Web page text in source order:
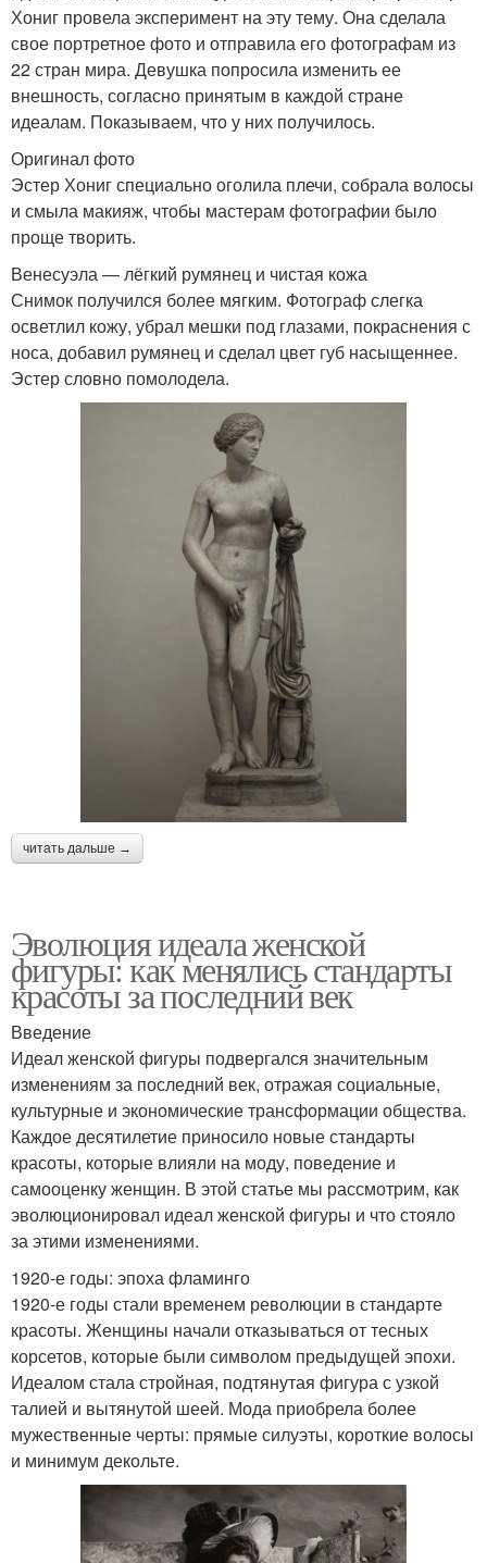
Хониг провела эксперимент на эту тему. Она сделала
свое портретное фото и отправила его фотографам из
22 стран мира. Девушка попросила изменить ее
внешность, согласно принятым в каждой стране
идеалам. Показываем, что у них получилось.
Оригинал фото
Эстер Хониг специально оголила плечи, собрала волосы
и смыла макияж, чтобы мастерам фотографии было
проще творить.
Венесуэла — лёгкий румянец и чистая кожа
Снимок получился более мягким. Фотограф слегка
осветлил кожу, убрал мешки под глазами, покраснения с
носа, добавил румянец и сделал цвет губ насыщеннее.
Эстер словно помолодела.
читать дальше →
Эволюция идеала женской
фигуры: как менялись стандарты
красоты за последний век
Введение
Идеал женской фигуры подвергался значительным
изменениям за последний век, отражая социальные,
культурные и экономические трансформации общества.
Каждое десятилетие приносило новые стандарты
красоты, которые влияли на моду, поведение и
самооценку женщин. В этой статье мы рассмотрим, как
эволюционировал идеал женской фигуры и что стояло
за этими изменениями.
1920-е годы: эпоха фламинго
1920-е годы стали временем революции в стандарте
красоты. Женщины начали отказываться от тесных
корсетов, которые были символом предыдущей эпохи.
Идеалом стала стройная, подтянутая фигура с узкой
талией и вытянутой шеей. Мода приобрела более
мужественные черты: прямые силуэты, короткие волосы
и минимум декольте.